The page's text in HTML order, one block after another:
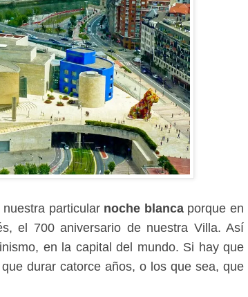
nuestra particular noche blancaporque en
el 700 aniversario de nuestra Villa. Así
en la capital del mundo. Si hay que
durar catorce años, o los que sea, que